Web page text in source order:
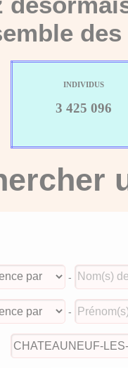
INDIVIDUS
3 425 096
-
-